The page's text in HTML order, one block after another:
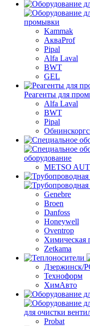
промывки
Kammak
АкваProf
Pipal
Alfa Laval
BWT
GEL
Реагенты для
Alfa Laval
BWT
Pipal
оборудование
METSO
Genebre
Broen
Danfoss
Honeywell
Oventrop
Химическая
Zetkama
Дзержинск/
Техноформ
ХимАвто
для очистки
Probat